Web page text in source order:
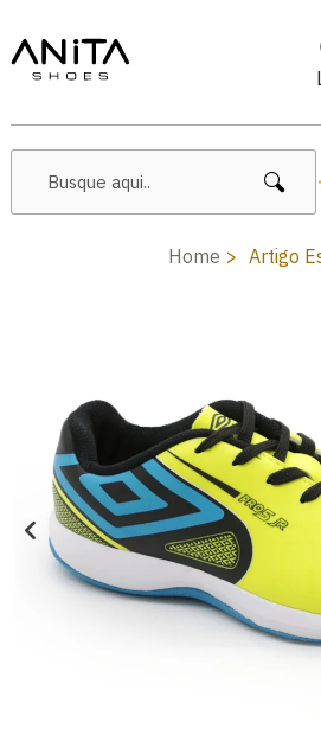
🔥 Lançamentos
Home Artigo